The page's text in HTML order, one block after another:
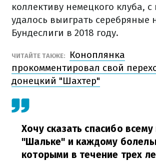
коллективу немецкого клуба,
удалось выиграть серебряные
Бундеслиги в 2018 году.
ЧИТАЙТЕ ТАКЖЕ:
Коноплянка
прокомментировал свой
донецкий "Шахтер"
Хочу сказать спасибо
"Шальке" и каждому
которыми в течение трех